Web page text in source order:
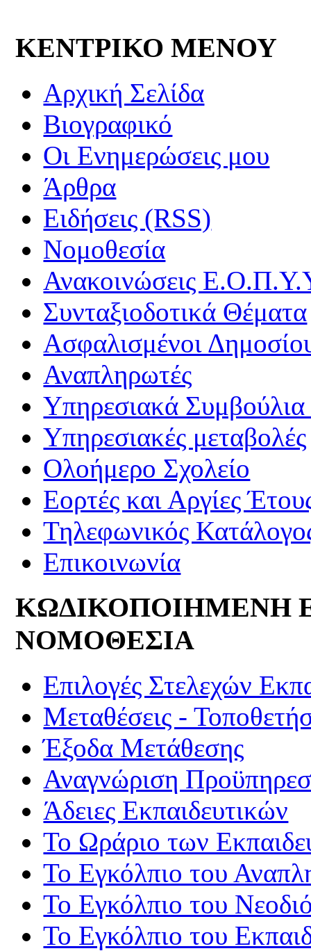
ΚΕΝΤΡΙΚΟ ΜΕΝΟΥ
Αρχική Σελίδα
Βιογραφικό
Οι Ενημερώσεις μου
Άρθρα
Ειδήσεις (RSS)
Νομοθεσία
Ανακοινώσεις
Συνταξιοδοτικά Θέματα
Ασφαλισμένοι
Αναπληρωτές
Υπηρεσιακά
Υπηρεσιακές μεταβολές
Ολοήμερο Σχολείο
Εορτές και Αργίες
Τηλεφωνικός
Επικοινωνία
ΚΩΔΙΚΟΠΟΙΗΜΕΝΗ
ΝΟΜΟΘΕΣΙΑ
Επιλογές Στελεχών
Μεταθέσεις -
Έξοδα Μετάθεσης
Αναγνώριση
Άδειες Εκπαιδευτικών
Το Ωράριο των
Το Εγκόλπιο του
Το Εγκόλπιο του
Το Εγκόλπιο του